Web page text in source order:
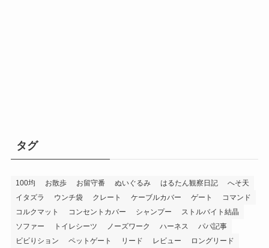
タグ
100均 お散歩 お留守番 ぬいぐるみ はるたん観察日記
へそ天
イタズラ
ウンチ袋 クレート ケーブルカバー ゲート
コマンド
コルクマット
コンセントカバー シャンプー
ストルバイト結晶
ソファー
トイレシーツ ノーズワーク ハーネス
パパ記事
ビビりション
ペットゲート リード レビュー
ロングリード